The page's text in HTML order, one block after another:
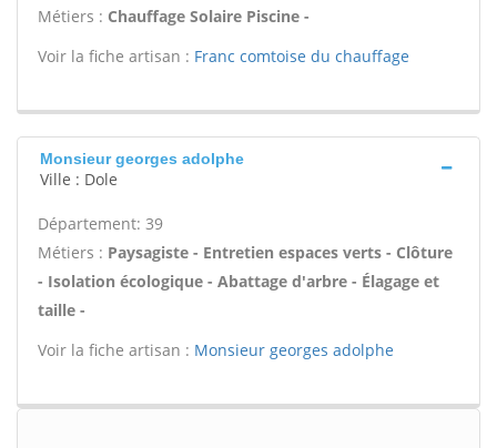
Métiers : Chauffage Solaire Piscine -
Voir la fiche artisan : Franc comtoise du chauffage
Monsieur georges adolphe
Ville : Dole
Département: 39
Métiers : Paysagiste - Entretien espaces verts - Clôture
- Isolation écologique - Abattage d'arbre - Élagage et
taille -
Voir la fiche artisan : Monsieur georges adolphe